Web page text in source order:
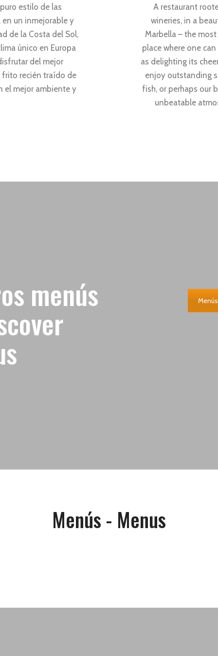
estilo de las
un inmejorable y
de la Costa del Sol,
único en Europa
del mejor
frito recién traído de
el mejor ambiente y
A restaurant
wineries, in a
Marbella – the
place where one
as delighting its
enjoy outstanding
fish, or perhaps our
unbeatable
menús
Menús - Menus